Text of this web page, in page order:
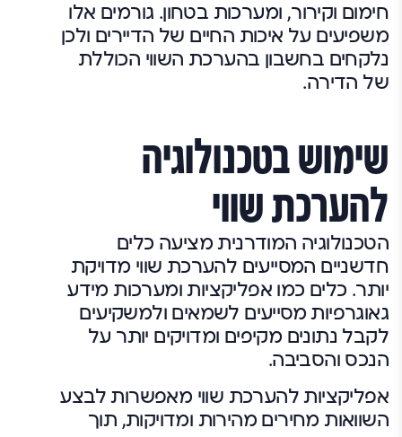
חימום וקירור, ומערכות בטחון. גורמים אלו
משפיעים על איכות החיים של הדיירים ולכן
נלקחים בחשבון בהערכת השווי הכוללת
של הדירה.
שימוש בטכנולוגיה
להערכת שווי
הטכנולוגיה המודרנית מציעה כלים
חדשניים המסייעים להערכת שווי מדויקת
יותר. כלים כמו אפליקציות ומערכות מידע
גאוגרפיות מסייעים לשמאים ולמשקיעים
לקבל נתונים מקיפים ומדויקים יותר על
הנכס והסביבה.
אפליקציות להערכת שווי מאפשרות לבצע
השוואות מחירים מהירות ומדויקות, תוך